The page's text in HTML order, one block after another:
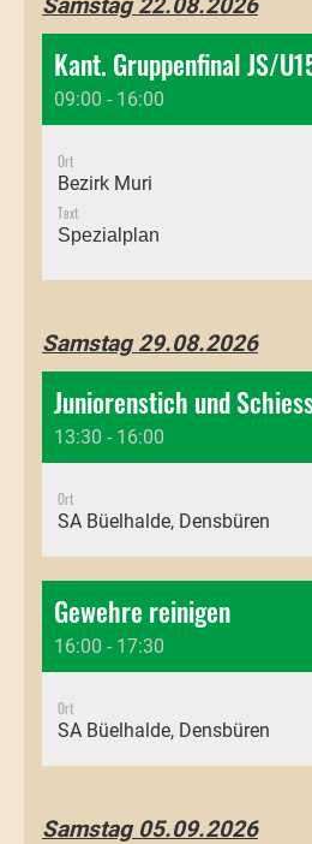
Kant. Gruppenfinal JS/
09:00 - 16:00
Ort
Bezirk Muri
Text
Spezialplan
Samstag 29.08.2026
13:30 - 16:00
Ort
SA Büelhalde, Densbüren
Gewehre reinigen
16:00 - 17:30
Ort
SA Büelhalde, Densbüren
Samstag 05.09.2026